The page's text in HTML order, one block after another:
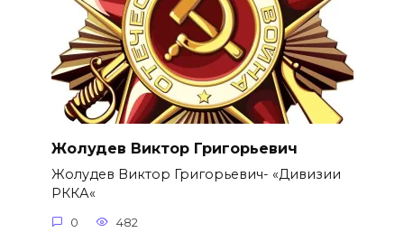
Жолудев Виктор Григорьевич
Жолудев Виктор Григорьевич- «Дивизии
РККА«
0 482